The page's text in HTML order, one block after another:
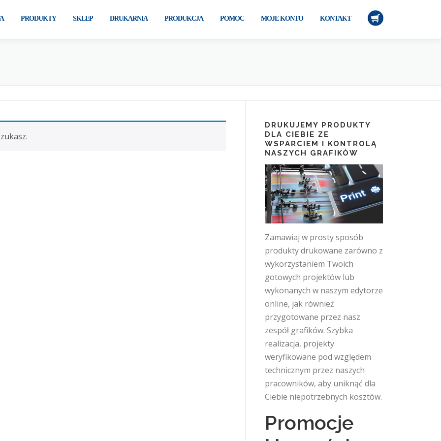
PRODUKTY SKLEP DRUKARNIA PRODUKCJA POMOC MOJE KONTO KONTAKT
DRUKUJEMY PRODUKTY
DLA CIEBIE ZE
WSPARCIEM I KONTROLĄ
NASZYCH GRAFIKÓW
Zamawiaj w prosty sposób
produkty drukowane zarówno z
wykorzystaniem Twoich
gotowych projektów lub
wykonanych w naszym edytorze
online, jak również
przygotowane przez nasz
zespół grafików. Szybka
realizacja, projekty
weryfikowane pod względem
technicznym przez naszych
pracowników, aby uniknąć dla
Ciebie niepotrzebnych kosztów.
Promocje